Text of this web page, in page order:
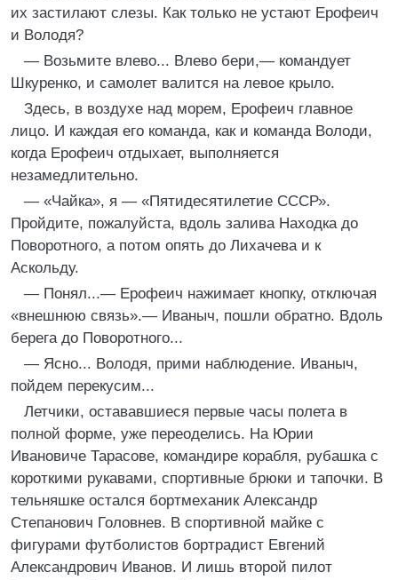
их застилают слезы. Как только не устают Ерофеич
и Володя?
— Возьмите влево... Влево бери,— командует
Шкуренко, и самолет валится на левое крыло.
Здесь, в воздухе над морем, Ерофеич главное
лицо. И каждая его команда, как и команда Володи,
когда Ерофеич отдыхает, выполняется
незамедлительно.
— «Чайка», я — «Пятидесятилетие СССР».
Пройдите, пожалуйста, вдоль залива Находка до
Поворотного, а потом опять до Лихачева и к
Аскольду.
— Понял...— Ерофеич нажимает кнопку, отключая
«внешнюю связь».— Иваныч, пошли обратно. Вдоль
берега до Поворотного...
— Ясно... Володя, прими наблюдение. Иваныч,
пойдем перекусим...
Летчики, остававшиеся первые часы полета в
полной форме, уже переоделись. На Юрии
Ивановиче Тарасове, командире корабля, рубашка с
короткими рукавами, спортивные брюки и тапочки. В
тельняшке остался бортмеханик Александр
Степанович Головнев. В спортивной майке с
фигурами футболистов бортрадист Евгений
Александрович Иванов. И лишь второй пилот